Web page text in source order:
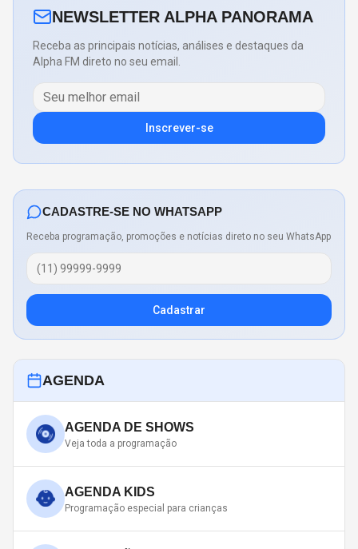
NEWSLETTER ALPHA PANORAMA
Receba as principais notícias, análises e destaques da
Alpha FM direto no seu email.
Inscrever-se
CADASTRE-SE NO WHATSAPP
Receba programação, promoções e notícias direto no seu WhatsApp
Cadastrar
AGENDA
AGENDA DE SHOWS
Veja toda a programação
AGENDA KIDS
Programação especial para crianças